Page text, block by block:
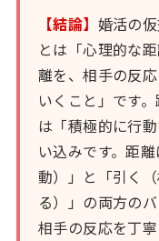
【結論】 婚活の
とは「心理的な
離を、相手の反
いくこと」です
は「積極的に行
い込みです。距
動）」と「引く
る）」の両方の
相手の反応を丁